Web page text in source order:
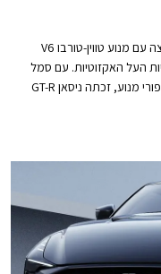
כל חובב רכב מכיר את ניסאן GT-R, מפלצת תאוצה עם מנוע טווין-טורבו V6
העל האקזוטיות. עם סמל
עממי ומחיר נגיש יחסית לצד אפשרויות רבות לשיפורי מנוע, זכתה ניסאן GT-R
מסמרי שיער בשליש